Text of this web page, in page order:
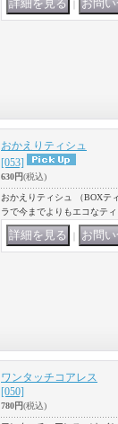
おかえりティシュ
[053]
630円(税込)
おかえりティシュ （BOXテ
ラで今までよりもエコなテ
ワンタッチコアレス
[050]
780円(税込)